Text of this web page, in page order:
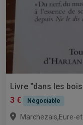
Livre "dans les
3 €
Négociable
Marchezais,Eure-